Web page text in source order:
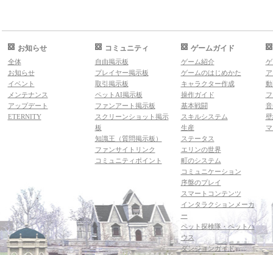
お知らせ
全体
お知らせ
イベント
メンテナンス
アップデート
ETERNITY
コミュニティ
自由掲示板
プレイヤー掲示板
取引掲示板
ペットAI掲示板
ファンアート掲示板
スクリーンショット掲示
板
知識王（質問掲示板）
ファンサイトリンク
コミュニティポイント
ゲームガイド
ゲーム紹介
ゲームのはじめかた
キャラクター作成
操作ガイド
基本戦闘
スキルシステム
生産
ステータス
エリンの世界
町のシステム
コミュニケーション
序盤のプレイ
スマートコンテンツ
インタラクションメーカ
ー
ペット探検隊・ペットハ
ウス
ダンジョンガイド